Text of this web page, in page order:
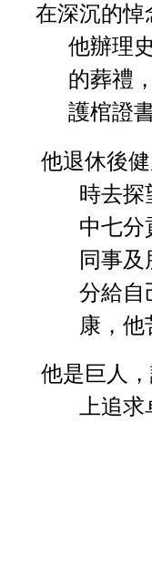
沉的悼念
他辦理
的葬禮
護棺證
退休後健康
時去探
中七分
同事及
分給自
康，他
是巨人，讓
上追